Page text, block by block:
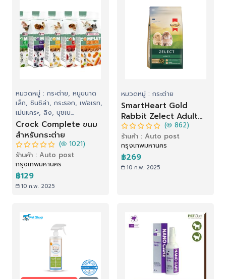
หมวดหมู่ : กระต่าย, หนูขนาด
เล็ก, ชินชิล่า, กระรอก, เฟอเรท,
เม่นแคระ, ลิง, บุชเบ...
Crock Complete ขนม
สำหรับกระต่าย
( 1021)
ร้านค้า : Auto post
กรุงเทพมหานคร
฿129
10 ก.พ. 2025
หมวดหมู่ : กระต่าย
SmartHeart Gold
Rabbit Zelect Adult
(1.5 kg)
( 862)
ร้านค้า : Auto post
กรุงเทพมหานคร
฿269
10 ก.พ. 2025